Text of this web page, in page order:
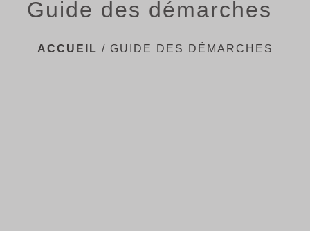
Guide des démarches
ACCUEIL / GUIDE DES DÉMARCHES